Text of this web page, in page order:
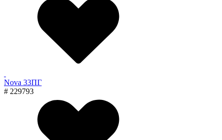
Nova 33ПГ
# 229793